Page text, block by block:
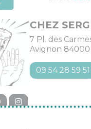
CHEZ
7 Pl. des
Avignon 84000
09 54 28 59 51